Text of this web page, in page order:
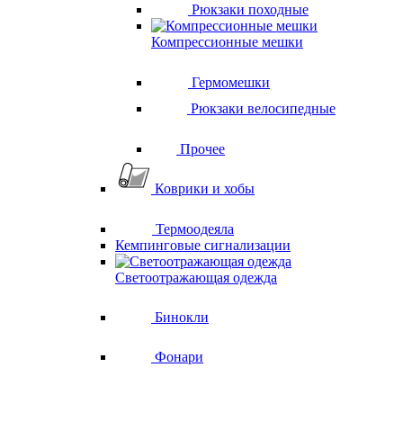
Рюкзаки походные
Компрессионные мешки
Гермомешки
Рюкзаки велосипедные
Прочее
Коврики и хобы
Термоодеяла
Кемпинговые сигнализации
Светоотражающая одежда
Бинокли
Фонари